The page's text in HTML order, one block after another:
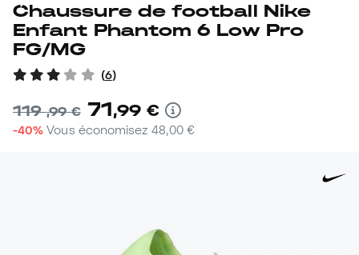
Chaussure de football Nike
Enfant Phantom 6 Low Pro
FG/MG
(6)
119,99 € 71,99 €
-40% Vous économisez 48,00 €